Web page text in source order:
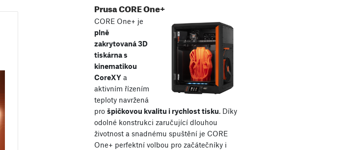
Prusa CORE One+
CORE One+ je
plně
zakrytovaná 3D
tiskárna s
kinematikou
CoreXYa
aktivním řízením
teploty navržená
pro špičkovou kvalitu i rychlost tisku. Díky
odolné konstrukci zaručující dlouhou
životnost a snadnému spuštění je CORE
One+ perfektní volbou pro začátečníky i